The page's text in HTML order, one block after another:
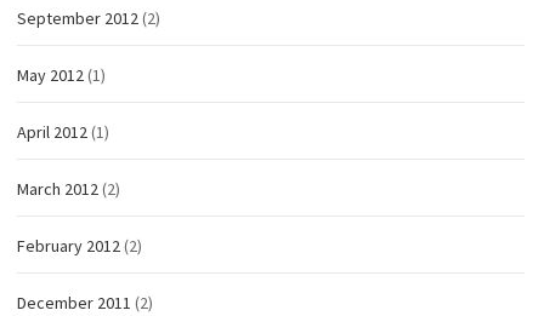
September 2012(2)
May 2012(1)
April 2012(1)
March 2012(2)
February 2012(2)
December 2011 (2)